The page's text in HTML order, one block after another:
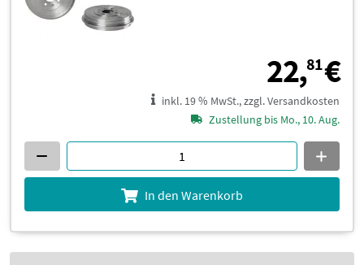
22,81€
inkl. 19 % MwSt., zzgl. Versandkosten
Zustellung bis Mo., 10. Aug.
In den Warenkorb